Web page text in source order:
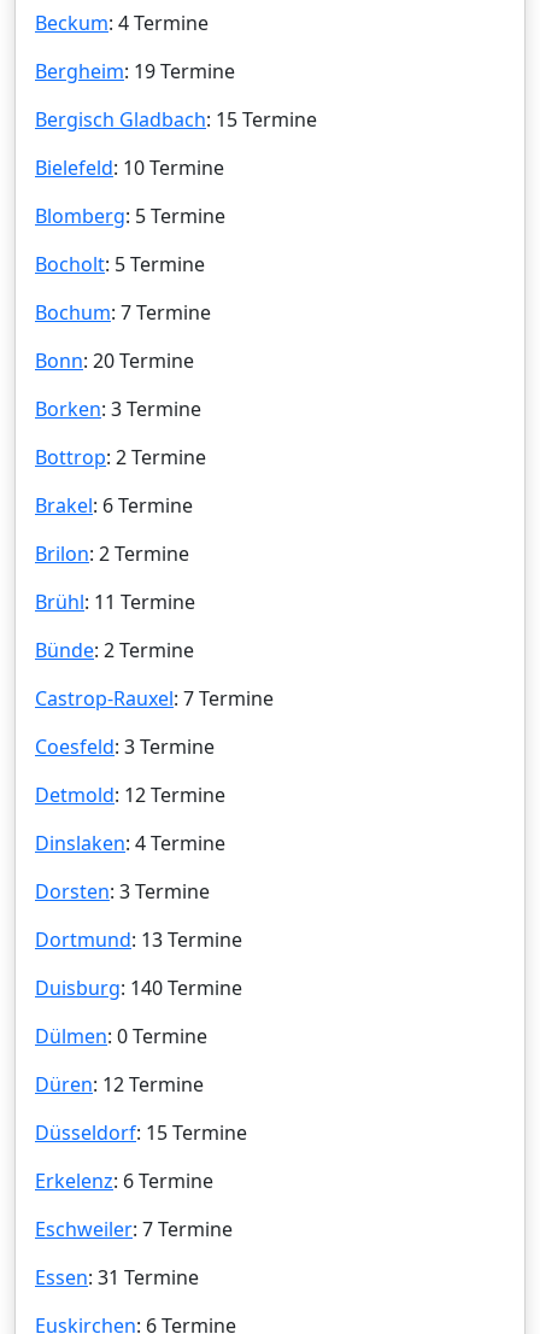
Beckum: 4 Termine
Bergheim: 19 Termine
Bergisch Gladbach: 15 Termine
Bielefeld: 10 Termine
Blomberg: 5 Termine
Bocholt: 5 Termine
Bochum: 7 Termine
Bonn: 20 Termine
Borken: 3 Termine
Bottrop: 2 Termine
Brakel: 6 Termine
Brilon: 2 Termine
Brühl: 11 Termine
Bünde: 2 Termine
Castrop-Rauxel: 7 Termine
Coesfeld: 3 Termine
Detmold: 12 Termine
Dinslaken: 4 Termine
Dorsten: 3 Termine
Dortmund: 13 Termine
Duisburg: 140 Termine
Dülmen: 0 Termine
Düren: 12 Termine
Düsseldorf: 15 Termine
Erkelenz: 6 Termine
Eschweiler: 7 Termine
Essen: 31 Termine
Euskirchen: 6 Termine